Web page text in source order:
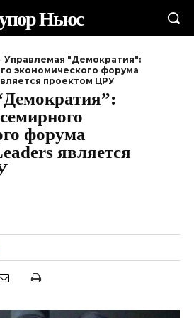
Ньюс
Управлемая "Демократия":
экономического форума
проектом ЦРУ
форума
является